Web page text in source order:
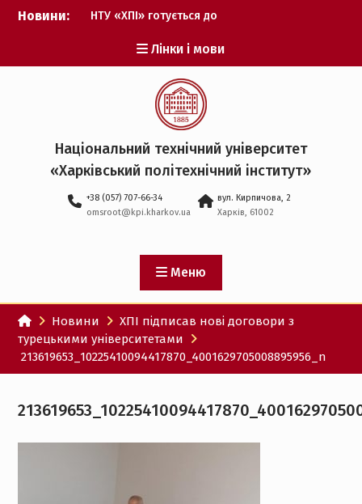
Перейти
Новини:
НТУ «ХПІ» готується до
Музичні таланти ХПІ
запрошуються на
Всеукраїнський
фестиваль «Червона
рута – 2027»
ХПІ уклав угоду про
партнерство з ДержНДІ
технологій кібербезпеки
Головнокомандувачем
Збройних Сил України
участю ХПІ обговорили
перспективи українсько-
іспанського
технологічного
партнерства
Лінки і мови
Національний технічний університет
«Харківський політехнічний iнститут»
+38 (057) 707-66-34
omsroot@kpi.kharkov.ua
вул. Кирпичова, 2
Харків, 61002
Меню
Новини
ХПІ підписав нові договори з
турецькими університетами
213619653_10225410094417870_4001629705008895956_n